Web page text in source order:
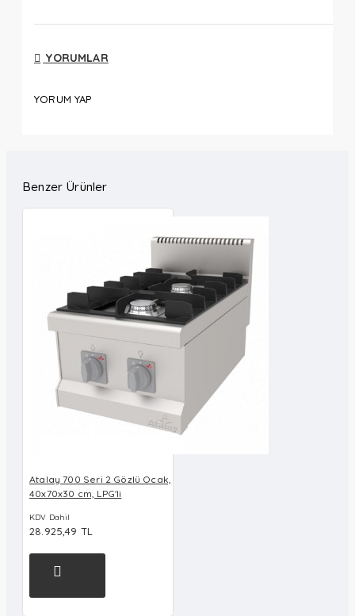
YORUMLAR
YORUM YAP
Benzer Ürünler
Atalay 700 Seri 2 Gözlü Ocak,
40x70x30 cm, LPG'li
KDV Dahil
28.925,49 TL